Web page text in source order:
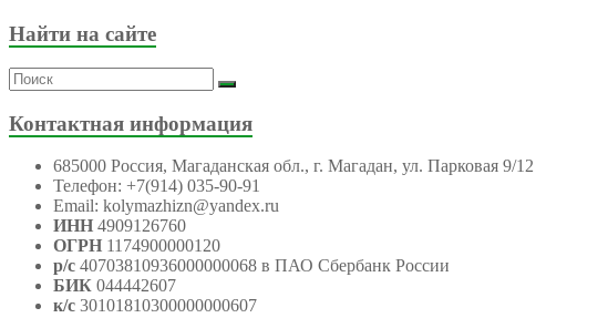
Найти на сайте
Контактная информация
685000 Россия, Магаданская обл., г. Магадан, ул. Парковая 9/12
Телефон: +7(914) 035-90-91
Email: kolymazhizn@yandex.ru
ИНН 4909126760
ОГРН 1174900000120
р/с 40703810936000000068 в ПАО Сбербанк России
БИК 044442607
к/с 30101810300000000607